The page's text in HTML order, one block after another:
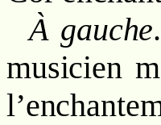
À gauche
musicien